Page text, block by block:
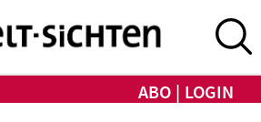
ABO LOGIN